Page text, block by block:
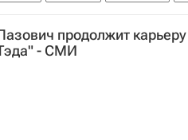
продолжит карьеру
- СМИ